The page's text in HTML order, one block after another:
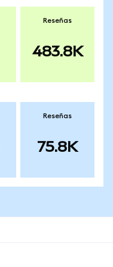
Reseñas
483.8K
Reseñas
75.8K